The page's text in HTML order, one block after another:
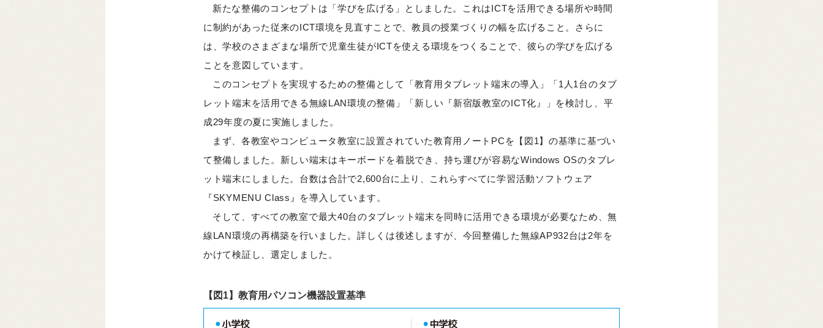
新たな整備のコンセプトは「学びを広げる」としました。これはICTを活用できる場所や時間
に制約があった従来のICT環境を見直すことで、教員の授業づくりの幅を広げること。さらに
は、学校のさまざまな場所で児童生徒がICTを使える環境をつくることで、彼らの学びを広げる
ことを意図しています。
このコンセプトを実現するための整備として「教育用タブレット端末の導入」「1人1台のタブ
レット端末を活用できる無線LAN環境の整備」「新しい『新宿版教室のICT化』」を検討し、平
成29年度の夏に実施しました。
まず、各教室やコンピュータ教室に設置されていた教育用ノートPCを【図1】の基準に基づい
て整備しました。新しい端末はキーボードを着脱でき、持ち運びが容易なWindows OSのタブレ
ット端末にしました。台数は合計で2,600台に上り、これらすべてに学習活動ソフトウェア
『SKYMENU Class』を導入しています。
そして、すべての教室で最大40台のタブレット端末を同時に活用できる環境が必要なため、無
線LAN環境の再構築を行いました。詳しくは後述しますが、今回整備した無線AP932台は2年を
かけて検証し、選定しました。
【図1】教育用パソコン機器設置基準